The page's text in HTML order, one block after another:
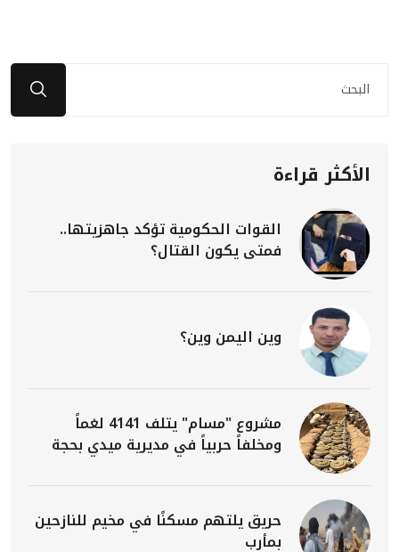
الأكثر قراءة
القوات الحكومية تؤكد جاهزيتها..
فمتى يكون القتال؟
وين اليمن وين؟
مشروع "مسام" يتلف 4141 لغماً
ومخلفاً حربياً في مديرية ميدي بحجة
حريق يلتهم مسكنًا في مخيم للنازحين
بمأرب